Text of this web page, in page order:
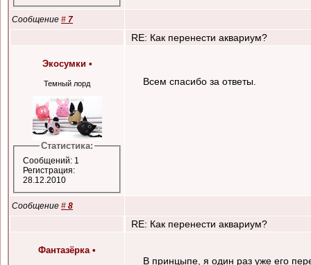
Сообщение # 7
RE: Как перенести аквариум?
Экосумки •
Темный лорд
Статистика:
Сообщений: 1
Регистрация:
28.12.2010
Всем спасибо за ответы.
Сообщение # 8
RE: Как перенести аквариум?
Фантазёрка •
В принцыпе, я один раз уже его